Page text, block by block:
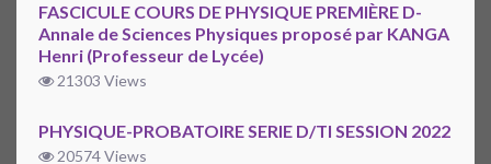
FASCICULE COURS DE PHYSIQUE PREMIÈRE D-
Annale de Sciences Physiques proposé par KANGA
Henri (Professeur de Lycée)
21303 Views
PHYSIQUE-PROBATOIRE SERIE D/TI SESSION 2022
20574 Views